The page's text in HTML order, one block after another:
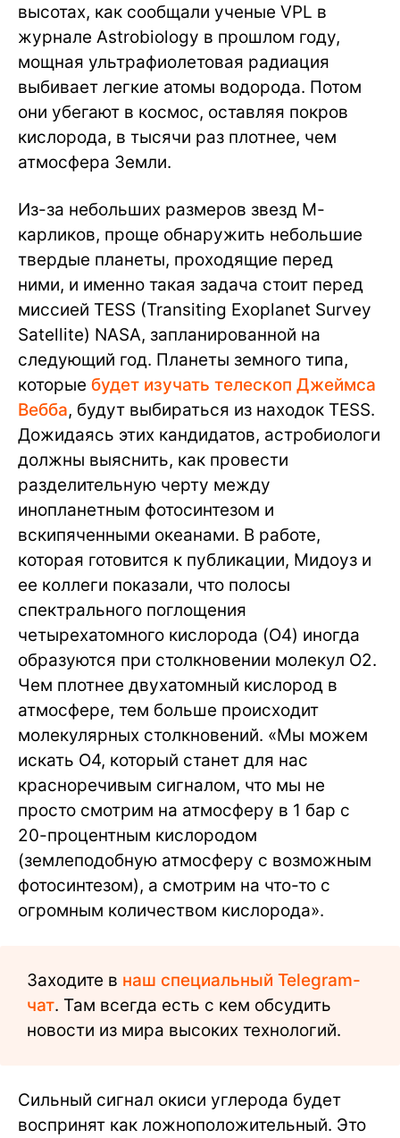
высотах, как сообщали ученые VPL в
журнале Astrobiology в прошлом году,
мощная ультрафиолетовая радиация
выбивает легкие атомы водорода. Потом
они убегают в космос, оставляя покров
кислорода, в тысячи раз плотнее, чем
атмосфера Земли.
Из-за небольших размеров звезд М-
карликов, проще обнаружить небольшие
твердые планеты, проходящие перед
ними, и именно такая задача стоит перед
миссией TESS (Transiting Exoplanet Survey
Satellite) NASA, запланированной на
следующий год. Планеты земного типа,
которые будет изучать телескоп Джеймса
Вебба, будут выбираться из находок TESS.
Дожидаясь этих кандидатов, астробиологи
должны выяснить, как провести
разделительную черту между
инопланетным фотосинтезом и
вскипяченными океанами. В работе,
которая готовится к публикации, Мидоуз и
ее коллеги показали, что полосы
спектрального поглощения
четырехатомного кислорода (O4) иногда
образуются при столкновении молекул O2.
Чем плотнее двухатомный кислород в
атмосфере, тем больше происходит
молекулярных столкновений. «Мы можем
искать O4, который станет для нас
красноречивым сигналом, что мы не
просто смотрим на атмосферу в 1 бар с
20-процентным кислородом
(землеподобную атмосферу с возможным
фотосинтезом), а смотрим на что-то с
огромным количеством кислорода».
Заходите в наш специальный Telegram-
чат. Там всегда есть с кем обсудить
новости из мира высоких технологий.
Сильный сигнал окиси углерода будет
воспринят как ложноположительный. Это